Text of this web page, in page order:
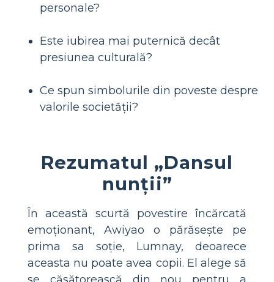
personale?
Este iubirea mai puternică decât
presiunea culturală?
Ce spun simbolurile din poveste despre
valorile societății?
Rezumatul „Dansul
nunții”
În această scurtă povestire încărcată
emoționant, Awiyao o părăsește pe
prima sa soție, Lumnay, deoarece
aceasta nu poate avea copii. El alege să